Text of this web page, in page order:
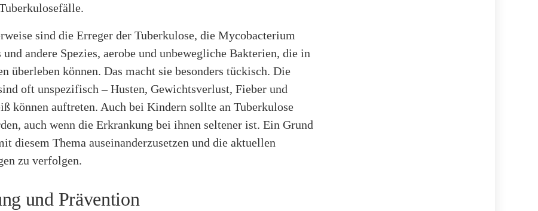
sind die Erreger der Tuberkulose, die Mycobacterium
andere Spezies, aerobe und unbewegliche Bakterien, die in
überleben können. Das macht sie besonders tückisch. Die
oft unspezifisch – Husten, Gewichtsverlust, Fieber und
können auftreten. Auch bei Kindern sollte an Tuberkulose
auch wenn die Erkrankung bei ihnen seltener ist. Ein Grund
diesem Thema auseinanderzusetzen und die aktuellen
zu verfolgen.
und Prävention